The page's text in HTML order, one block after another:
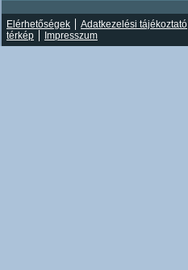
Elérhetőségek Adatkezelési tájékoztató
térkép
Impresszum